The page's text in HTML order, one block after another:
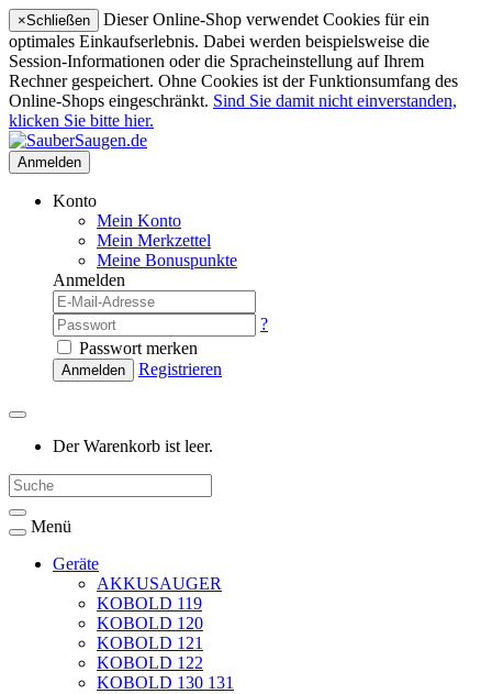
×Schließen
Dieser Online-Shop verwendet Cookies für ein
optimales Einkaufserlebnis. Dabei werden beispielsweise die
Session-Informationen oder die Spracheinstellung auf Ihrem
Rechner gespeichert. Ohne Cookies ist der Funktionsumfang des
Online-Shops eingeschränkt. Sind Sie damit nicht einverstanden,
klicken Sie bitte hier.
Anmelden
Konto
Mein Konto
Mein Merkzettel
Meine Bonuspunkte
Anmelden
?
Passwort merken
Anmelden Registrieren
Der Warenkorb ist leer.
Menü
Geräte
AKKUSAUGER
KOBOLD 119
KOBOLD 120
KOBOLD 121
KOBOLD 122
KOBOLD 130 131